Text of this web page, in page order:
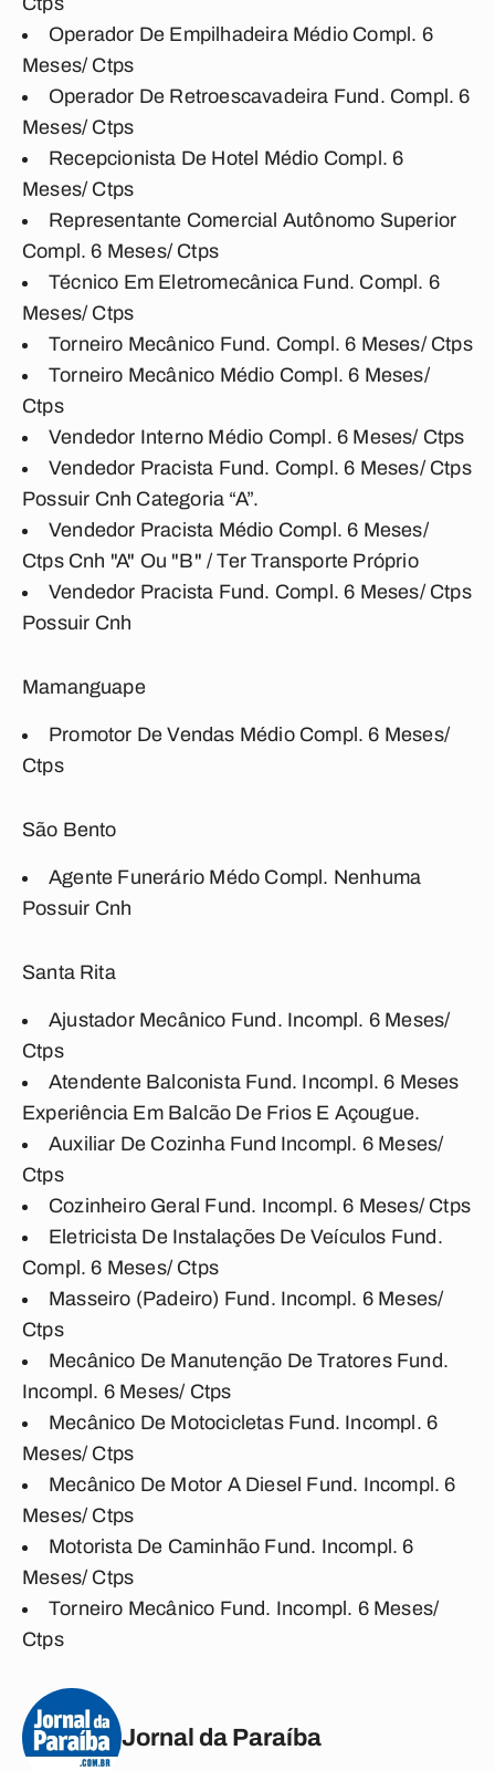
Operador De Empilhadeira Médio Compl. 6
Meses/ Ctps
Operador De Retroescavadeira Fund. Compl. 6
Meses/ Ctps
Recepcionista De Hotel Médio Compl. 6
Meses/ Ctps
Representante Comercial Autônomo Superior
Compl. 6 Meses/ Ctps
Técnico Em Eletromecânica Fund. Compl. 6
Meses/ Ctps
Torneiro Mecânico Fund. Compl. 6 Meses/ Ctps
Torneiro Mecânico Médio Compl. 6 Meses/
Ctps
Vendedor Interno Médio Compl. 6 Meses/ Ctps
Vendedor Pracista Fund. Compl. 6 Meses/ Ctps
Possuir Cnh Categoria “A”.
Vendedor Pracista Médio Compl. 6 Meses/
Ctps Cnh "A" Ou "B" / Ter Transporte Próprio
Vendedor Pracista Fund. Compl. 6 Meses/ Ctps
Possuir Cnh
Mamanguape
Promotor De Vendas Médio Compl. 6 Meses/
Ctps
São Bento
Agente Funerário Médo Compl. Nenhuma
Possuir Cnh
Santa Rita
Ajustador Mecânico Fund. Incompl. 6 Meses/
Ctps
Atendente Balconista Fund. Incompl. 6 Meses
Experiência Em Balcão De Frios E Açougue.
Auxiliar De Cozinha Fund Incompl. 6 Meses/
Ctps
Cozinheiro Geral Fund. Incompl. 6 Meses/ Ctps
Eletricista De Instalações De Veículos Fund.
Compl. 6 Meses/ Ctps
Masseiro (Padeiro) Fund. Incompl. 6 Meses/
Ctps
Mecânico De Manutenção De Tratores Fund.
Incompl. 6 Meses/ Ctps
Mecânico De Motocicletas Fund. Incompl. 6
Meses/ Ctps
Mecânico De Motor A Diesel Fund. Incompl. 6
Meses/ Ctps
Motorista De Caminhão Fund. Incompl. 6
Meses/ Ctps
Torneiro Mecânico Fund. Incompl. 6 Meses/
Ctps
Jornal da Paraíba